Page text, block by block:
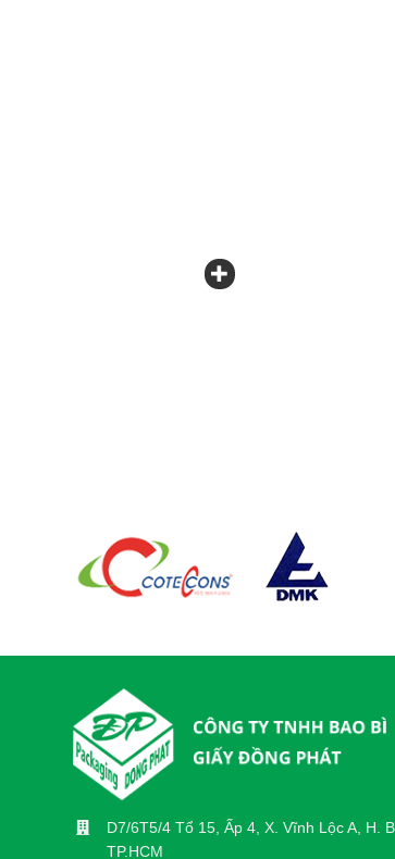
D7/6T5/4 Tổ 15, Ấp 4, X. Vĩnh Lộc A, H.
TP.HCM